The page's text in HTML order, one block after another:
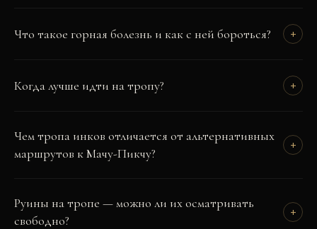
Что такое горная болезнь и как с ней бороться? +
Когда лучше идти на тропу? +
Чем тропа инков отличается от альтернативных
маршрутов к Мачу-Пикчу?
+
Руины на тропе — можно ли их осматривать
свободно?
+